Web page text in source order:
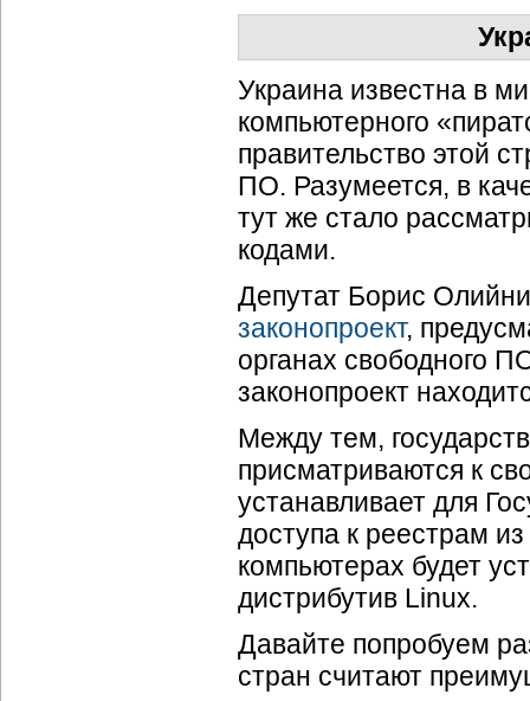
Украина известна в
компьютерного
правительство этой
ПО. Разумеется, в
тут же стало
кодами.
Депутат Борис
законопроект,
органах свободного
законопроект
Между тем,
присматриваются к
устанавливает для
доступа к реестрам
компьютерах будет
дистрибутив Linux.
Давайте попробуем
стран считают